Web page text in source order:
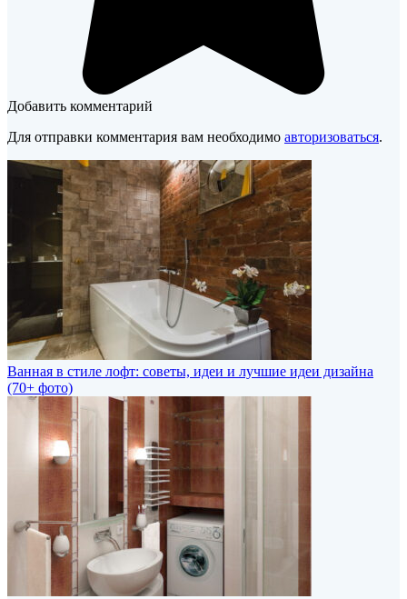
Добавить комментарий
Для отправки комментария вам необходимо авторизоваться.
Ванная в стиле лофт: советы, идеи и лучшие идеи дизайна
(70+ фото)